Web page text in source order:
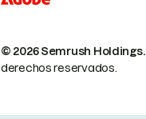
© 2026 Semrush Holdings.
derechos reservados.